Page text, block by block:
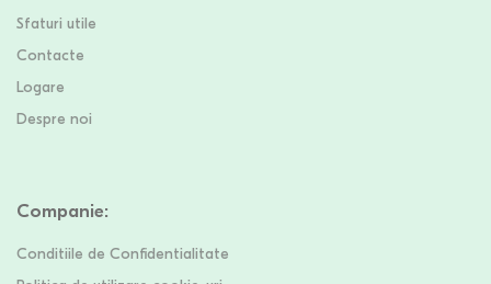
Sfaturi utile
Contacte
Logare
Despre noi
Companie:
Conditiile de Confidentialitate